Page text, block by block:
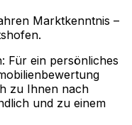
Marktkenntnis –
.
Für ein persönliches
zu Ihnen nach
und zu einem